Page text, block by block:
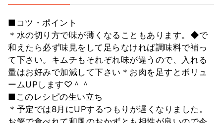
■コツ・ポイント
＊水の切り方で味が薄くなることもあります。◆で
和えたら必ず味見をして足らなければ調味料で補っ
て下さい。キムチもそれぞれ味が違うので、入れる
量はお好みで加減して下さい＊お肉を足すとボリュ
ームUPします♡＾＾
■このレシピの生い立ち
＊予定では8月にUPするつもりが遅くなりました。